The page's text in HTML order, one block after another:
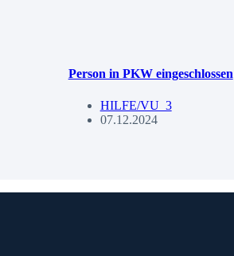
Person in PKW eingeschlossen
HILFE/VU_3
07.12.2024